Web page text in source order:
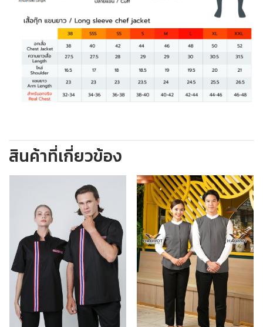
สินค้าที่เกี่ยวข้อง